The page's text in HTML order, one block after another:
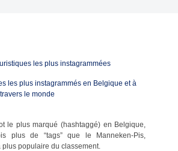
les plus instagrammées
les plus instagrammés en Belgique et à
travers le monde
le plus marqué (hashtaggé) en Belgique,
plus de “tags” que le Manneken-Pis,
populaire du classement.